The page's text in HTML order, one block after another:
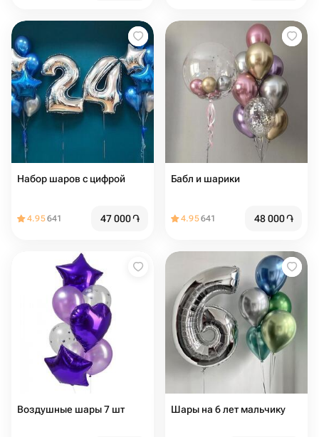
Набор шаров с цифрой
4.95641 47 000֏
Бабл и шарики
4.95641 48 000֏
Воздушные шары 7 шт Шары на 6 лет мальчику